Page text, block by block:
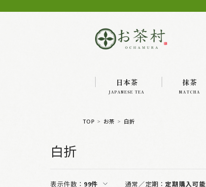
日本茶
JAPANESE TEA
抹茶
MATCHA
TOP お茶 白折
白折
表示件数： 99件 通常／定期：定期購入可能